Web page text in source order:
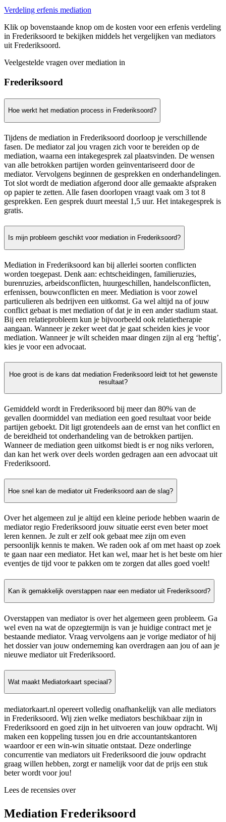
Verdeling erfenis mediation
Klik op bovenstaande knop om de kosten voor een erfenis verdeling
in Frederiksoord te bekijken middels het vergelijken van mediators
uit Frederiksoord.
Veelgestelde vragen over mediation in
Frederiksoord
Hoe werkt het mediation process in Frederiksoord?
Tijdens de mediation in Frederiksoord doorloop je verschillende
fasen. De mediator zal jou vragen zich voor te bereiden op de
mediation, waarna een intakegesprek zal plaatsvinden. De wensen
van alle betrokken partijen worden geïnventariseerd door de
mediator. Vervolgens beginnen de gesprekken en onderhandelingen.
Tot slot wordt de mediation afgerond door alle gemaakte afspraken
op papier te zetten. Alle fasen doorlopen vraagt vaak om 3 tot 8
gesprekken. Een gesprek duurt meestal 1,5 uur. Het intakegesprek is
gratis.
Is mijn probleem geschikt voor mediation in Frederiksoord?
Mediation in Frederiksoord kan bij allerlei soorten conflicten
worden toegepast. Denk aan: echtscheidingen, familieruzies,
burenruzies, arbeidsconflicten, huurgeschillen, handelsconflicten,
erfenissen, bouwconflicten en meer. Mediation is voor zowel
particulieren als bedrijven een uitkomst. Ga wel altijd na of jouw
conflict gebaat is met mediation of dat je in een ander stadium staat.
Bij een relatieprobleem kun je bijvoorbeeld ook relatietherapie
aangaan. Wanneer je zeker weet dat je gaat scheiden kies je voor
mediation. Wanneer je wilt scheiden maar dingen zijn al erg ‘heftig’,
kies je voor een advocaat.
Hoe groot is de kans dat mediation Frederiksoord leidt tot het gewenste
resultaat?
Gemiddeld wordt in Frederiksoord bij meer dan 80% van de
gevallen doormiddel van mediation een goed resultaat voor beide
partijen geboekt. Dit ligt grotendeels aan de ernst van het conflict en
de bereidheid tot onderhandeling van de betrokken partijen.
Wanneer de mediation geen uitkomst biedt is er nog niks verloren,
dan kan het werk over deels worden gedragen aan een advocaat uit
Frederiksoord.
Hoe snel kan de mediator uit Frederiksoord aan de slag?
Over het algemeen zul je altijd een kleine periode hebben waarin de
mediator regio Frederiksoord jouw situatie eerst even beter moet
leren kennen. Je zult er zelf ook gebaat mee zijn om even
persoonlijk kennis te maken. We raden ook af om met haast op zoek
te gaan naar een mediator. Het kan wel, maar het is het beste om hier
eventjes de tijd voor te pakken om te zorgen dat alles goed voelt!
Kan ik gemakkelijk overstappen naar een mediator uit Frederiksoord?
Overstappen van mediator is over het algemeen geen probleem. Ga
wel even na wat de opzegtermijn is van je huidige contract met je
bestaande mediator. Vraag vervolgens aan je vorige mediator of hij
het dossier van jouw onderneming kan overdragen aan jou of aan je
nieuwe mediator uit Frederiksoord.
Wat maakt Mediatorkaart speciaal?
mediatorkaart.nl opereert volledig onafhankelijk van alle mediators
in Frederiksoord. Wij zien welke mediators beschikbaar zijn in
Frederiksoord en goed zijn in het uitvoeren van jouw opdracht. Wij
maken een koppeling tussen jou en drie accountantskantoren
waardoor er een win-win situatie ontstaat. Deze onderlinge
concurrentie van mediators uit Frederiksoord die jouw opdracht
graag willen hebben, zorgt er namelijk voor dat de prijs een stuk
beter wordt voor jou!
Lees de recensies over
Mediation Frederiksoord